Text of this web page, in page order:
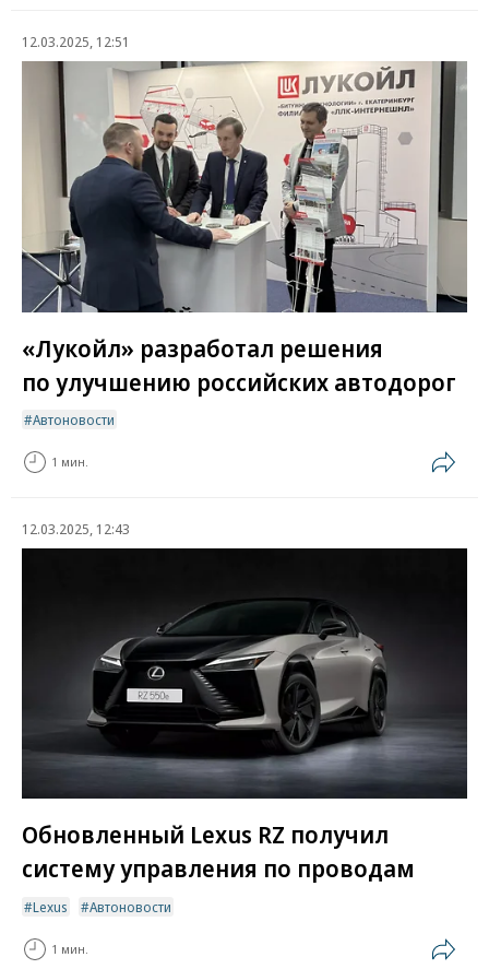
12.03.2025, 12:51
«Лукойл» разработал решения
по улучшению российских автодорог
Автоновости
1 мин.
12.03.2025, 12:43
Обновленный Lexus RZ получил
систему управления по проводам
Lexus Автоновости
1 мин.